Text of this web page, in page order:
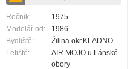
Ročník:
1975
Modelář od:
1986
Bydliště:
Žilina okr.KLADNO
Letiště:
AIR MOJO u Lánské
obory